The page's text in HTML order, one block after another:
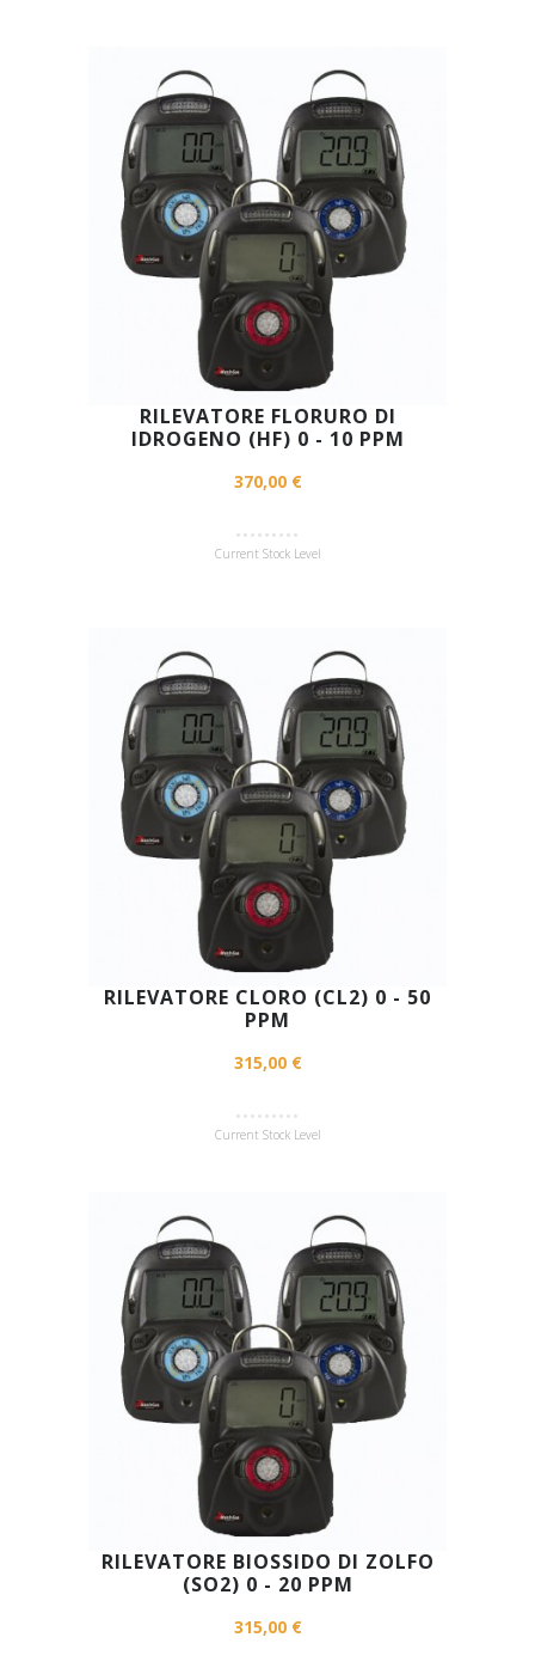
RILEVATORE FLORURO DI
IDROGENO (HF) 0 - 10 PPM
370,00 €
Current Stock Level
RILEVATORE CLORO (CL2) 0 - 50
PPM
315,00 €
Current Stock Level
RILEVATORE BIOSSIDO DI ZOLFO
(SO2) 0 - 20 PPM
315,00 €